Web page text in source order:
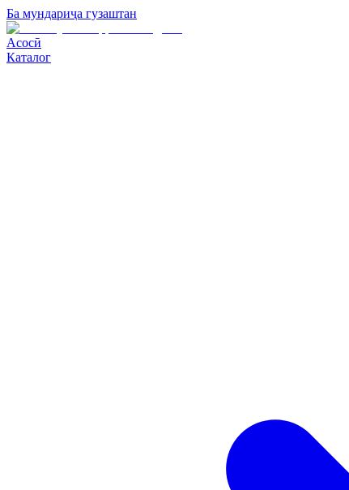
Ба мундариҷа гузаштан
Асосӣ
Каталог